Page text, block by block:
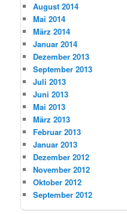
August 2014
Mai 2014
März 2014
Januar 2014
Dezember 2013
September 2013
Juli 2013
Juni 2013
Mai 2013
März 2013
Februar 2013
Januar 2013
Dezember 2012
November 2012
Oktober 2012
September 2012